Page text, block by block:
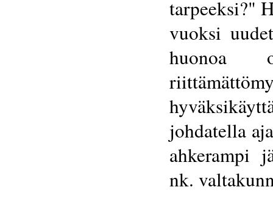
tarpeeksi?"
vuoksi
huonoa
johdatella
ahkerampi
nk.